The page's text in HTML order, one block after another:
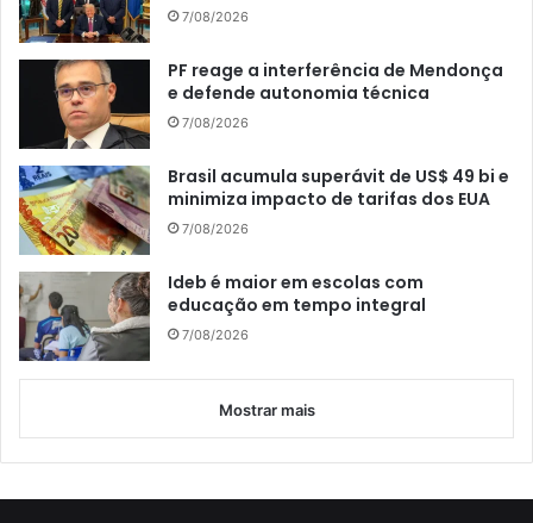
7/08/2026
PF reage a interferência de Mendonça
e defende autonomia técnica
7/08/2026
Brasil acumula superávit de US$ 49 bi e
minimiza impacto de tarifas dos EUA
7/08/2026
Ideb é maior em escolas com
educação em tempo integral
7/08/2026
Mostrar mais